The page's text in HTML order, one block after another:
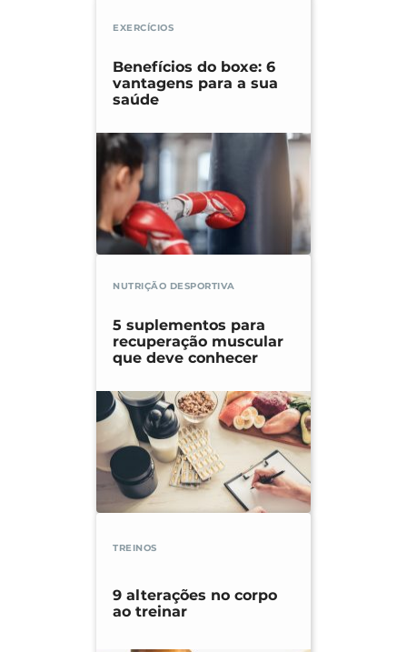
EXERCÍCIOS
Benefícios do boxe: 6
vantagens para a sua
saúde
NUTRIÇÃO DESPORTIVA
5 suplementos para
recuperação muscular
que deve conhecer
TREINOS
9 alterações no corpo
ao treinar